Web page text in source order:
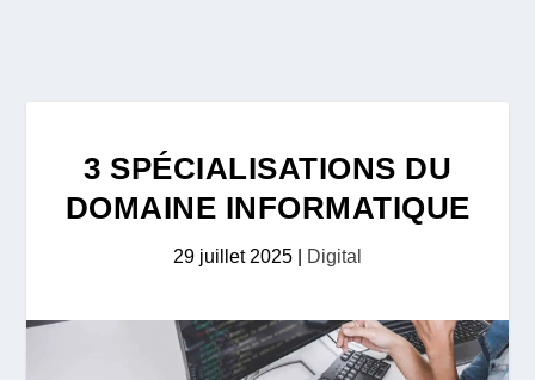
3 SPÉCIALISATIONS DU
DOMAINE INFORMATIQUE
29 juillet 2025 Digital